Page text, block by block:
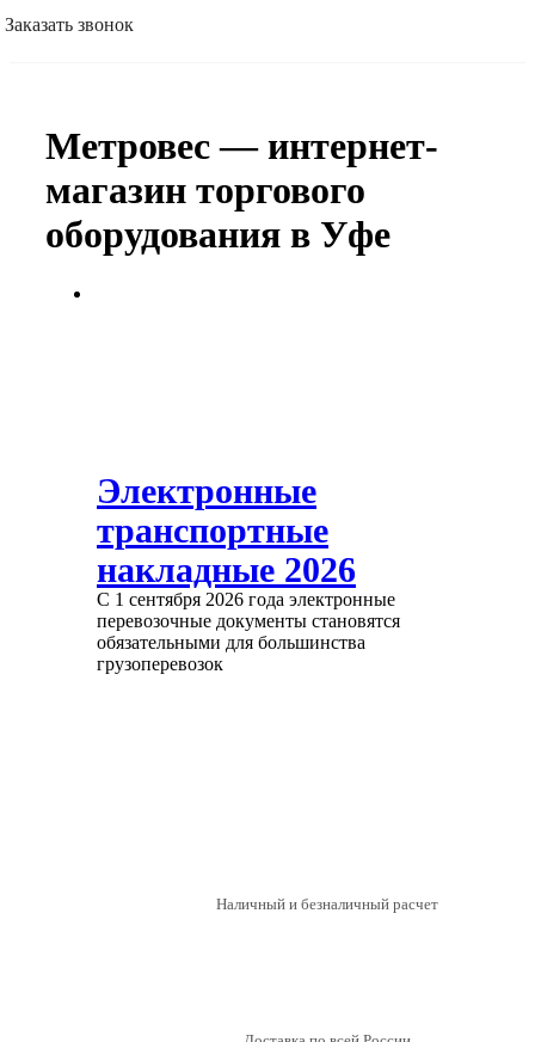
Заказать звонок
Метровес — интернет-
магазин торгового
оборудования в Уфе
Электронные
транспортные
накладные 2026
С 1 сентября 2026 года электронные
перевозочные документы становятся
обязательными для большинства
грузоперевозок
Наличный и безналичный расчет